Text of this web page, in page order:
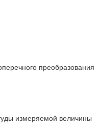
преобразования
измеряемой величины